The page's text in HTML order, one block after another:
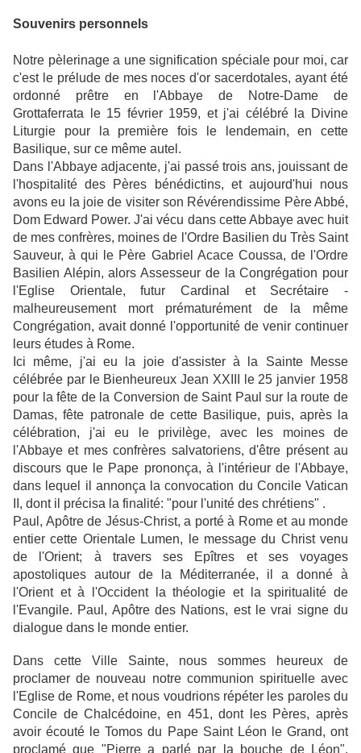
Souvenirs personnels
Notre pèlerinage a une signification spéciale pour moi, car
c'est le prélude de mes noces d'or sacerdotales, ayant été
ordonné prêtre en l'Abbaye de Notre-Dame de
Grottaferrata le 15 février 1959, et j'ai célébré la Divine
Liturgie pour la première fois le lendemain, en cette
Basilique, sur ce même autel.
Dans l'Abbaye adjacente, j'ai passé trois ans, jouissant de
l'hospitalité des Pères bénédictins, et aujourd'hui nous
avons eu la joie de visiter son Révérendissime Père Abbé,
Dom Edward Power. J'ai vécu dans cette Abbaye avec huit
de mes confrères, moines de l'Ordre Basilien du Très Saint
Sauveur, à qui le Père Gabriel Acace Coussa, de l'Ordre
Basilien Alépin, alors Assesseur de la Congrégation pour
l'Eglise Orientale, futur Cardinal et Secrétaire -
malheureusement mort prématurément de la même
Congrégation, avait donné l'opportunité de venir continuer
leurs études à Rome.
Ici même, j'ai eu la joie d'assister à la Sainte Messe
célébrée par le Bienheureux Jean XXIII le 25 janvier 1958
pour la fête de la Conversion de Saint Paul sur la route de
Damas, fête patronale de cette Basilique, puis, après la
célébration, j'ai eu le privilège, avec les moines de
l'Abbaye et mes confrères salvatoriens, d'être présent au
discours que le Pape prononça, à l'intérieur de l'Abbaye,
dans lequel il annonça la convocation du Concile Vatican
II, dont il précisa la finalité: "pour l'unité des chrétiens" .
Paul, Apôtre de Jésus-Christ, a porté à Rome et au monde
entier cette Orientale Lumen, le message du Christ venu
de l'Orient; à travers ses Epîtres et ses voyages
apostoliques autour de la Méditerranée, il a donné à
l'Orient et à l'Occident la théologie et la spiritualité de
l'Evangile. Paul, Apôtre des Nations, est le vrai signe du
dialogue dans le monde entier.
Dans cette Ville Sainte, nous sommes heureux de
proclamer de nouveau notre communion spirituelle avec
l'Eglise de Rome, et nous voudrions répéter les paroles du
Concile de Chalcédoine, en 451, dont les Pères, après
avoir écouté le Tomos du Pape Saint Léon le Grand, ont
proclamé que "Pierre a parlé par la bouche de Léon".